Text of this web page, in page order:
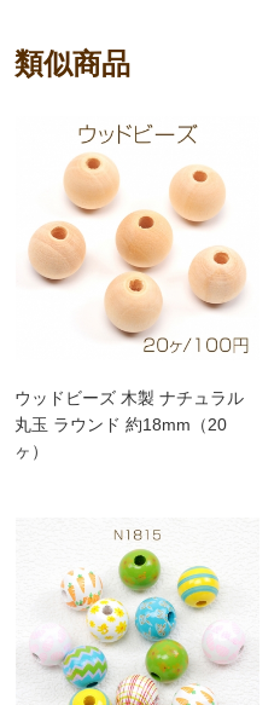
類似商品
ウッドビーズ 木製 ナチュラル
丸玉 ラウンド 約18mm（20
ヶ）